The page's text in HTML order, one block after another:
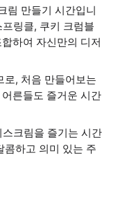
림 만들기 시간입니
링클, 쿠키 크럼블
하여 자신만의 디저
, 처음 만들어보는
른들도 즐거운 시간
크림을 즐기는 시간
콤하고 의미 있는 주